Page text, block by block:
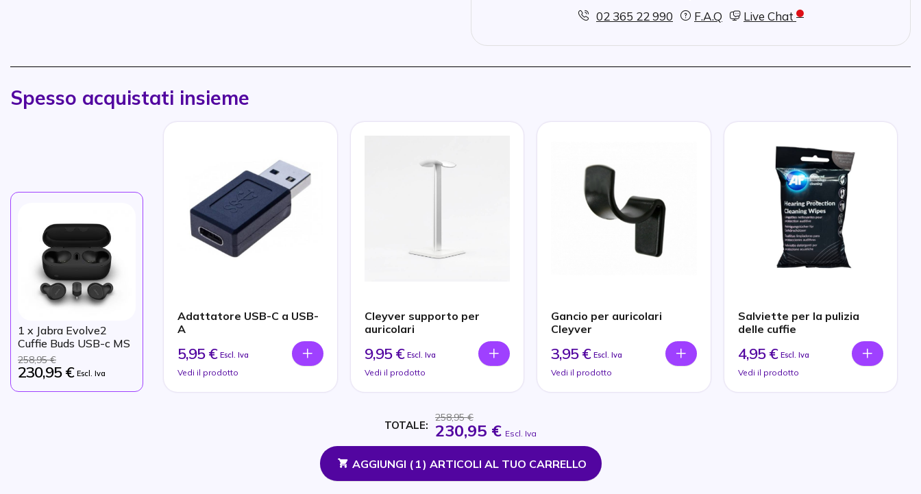
02 365 22 990
F.A.Q Live Chat
Spesso acquistati insieme
1 x Jabra Evolve2
Cuffie Buds USB-c MS
258,95 €
230,95 € Escl. Iva
Adattatore USB-C a USB-
A
5,95 € Escl. Iva
Vedi il prodotto
Cleyver supporto per
auricolari
9,95 € Escl. Iva
Vedi il prodotto
Gancio per auricolari
Cleyver
3,95 € Escl. Iva
Vedi il prodotto
Salviette per la pulizia
delle cuffie
4,95 € Escl. Iva
Vedi il prodotto
TOTALE:
258,95 €
230,95 € Escl. Iva
AGGIUNGI ( 1) ARTICOLI AL TUO CARRELLO